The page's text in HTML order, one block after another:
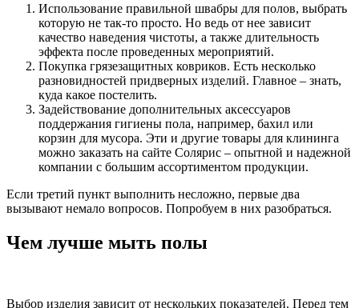
Использование правильной швабры для полов, выбрать
которую не так-то просто. Но ведь от нее зависит
качество наведения чистоты, а также длительность
эффекта после проведенных мероприятий.
Покупка грязезащитных ковриков. Есть несколько
разновидностей придверных изделий. Главное – знать,
куда какое постелить.
Задействование дополнительных аксессуаров
поддержания гигиены пола, например, бахил или
корзин для мусора. Эти и другие товары для клининга
можно заказать на сайте Солярис – опытной и надежной
компании с большим ассортиментом продукции.
Если третий пункт выполнить несложно, первые два
вызывают немало вопросов. Попробуем в них разобраться.
Чем лучше мыть полы
Выбор изделия зависит от нескольких показателей. Перед тем